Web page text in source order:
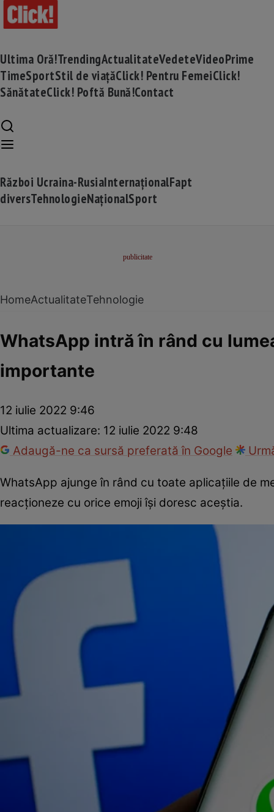
Ultima Oră!TrendingActualitateVedeteVideoPrime
TimeSportStil de viațăClick! Pentru FemeiClick!
SănătateClick! Poftă Bună!Contact
Război Ucraina-RusiaInternaționalFapt
diversTehnologieNaționalSport
HomeActualitateTehnologie
WhatsApp intră în rând cu
importante
12 iulie 2022 9:46
Ultima actualizare: 12 iulie 2022 9:48
Adaugă-ne ca sursă preferată în Google
WhatsApp ajunge în rând cu toate aplicațiile de
reacționeze cu orice emoji își doresc aceștia.